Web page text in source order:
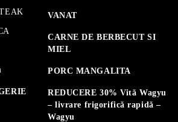
VANAT
CARNE DE BERBECUT SI
MIEL
PORC MANGALITA
REDUCERE 30% Vită Wagyu
– livrare frigorifică rapidă –
Wagyu